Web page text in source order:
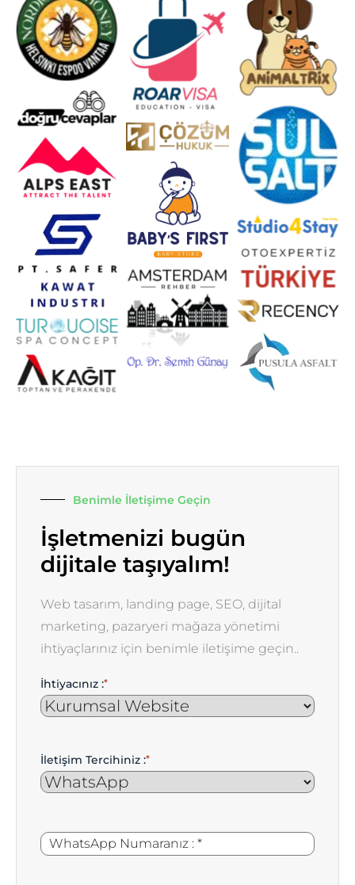
Benimle İletişime Geçin
İşletmenizi bugün
dijitale taşıyalım!
Web tasarım, landing page, SEO, dijital
marketing, pazaryeri mağaza yönetimi
ihtiyaçlarınız için benimle iletişime geçin..
İhtiyacınız :*
İletişim Tercihiniz :*
WhatsApp
Numaranız
*